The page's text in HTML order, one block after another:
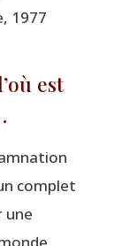
1977
est
com­plet
une